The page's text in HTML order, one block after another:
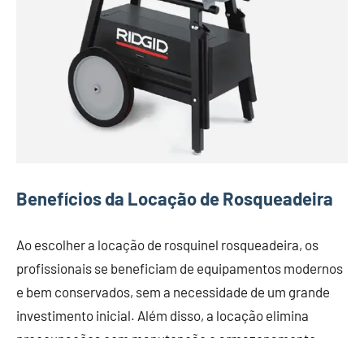
Benefícios da Locação de Rosqueadeira
Ao escolher a locação de rosquinel rosqueadeira, os
profissionais se beneficiam de equipamentos modernos
e bem conservados, sem a necessidade de um grande
investimento inicial. Além disso, a locação elimina